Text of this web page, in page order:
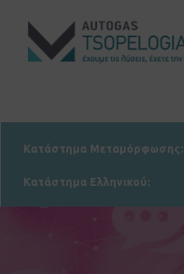
Κατάστημα Μεταμόρφωσης:
Κατάστημα Ελληνικού: